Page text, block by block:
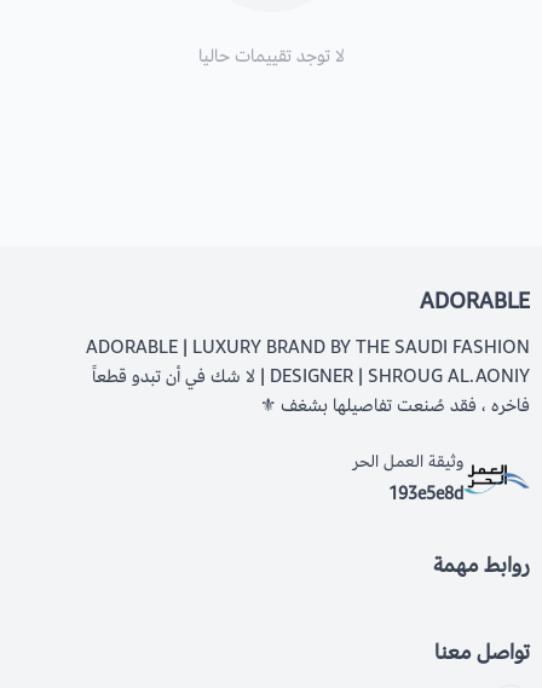
لا توجد تقييمات حاليا
ADORABLE
ADORABLE | LUXURY BRAND BY THE SAUDI FASHION
DESIGNER | SHROUG AL.AONIY | لا شك في أن تبدو قطعاً
فاخره ، فقد صُنعت تفاصيلها بشغف ⚜️
وثيقة العمل الحر
193e5e8d
روابط مهمة
تواصل معنا